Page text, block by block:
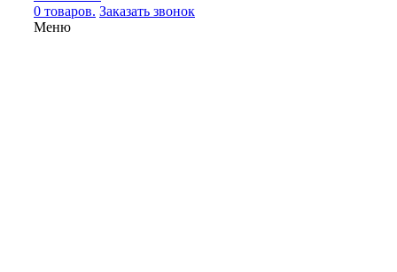
0 товаров. Заказать звонок
Меню